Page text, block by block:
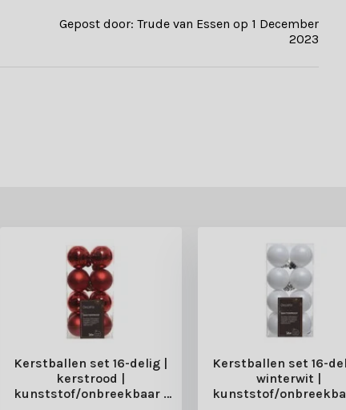
Gepost door: Trude van Essen op 1 December
2023
Kerstballen set 16-delig |
kerstrood |
kunststof/onbreekbaar |
Kerstballen set 16-
winterwit |
kunststof/